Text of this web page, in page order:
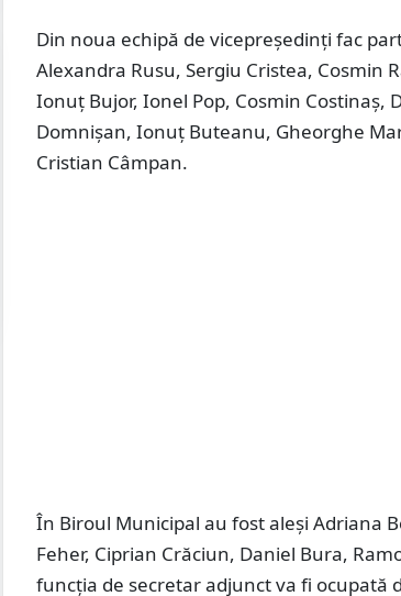
Din noua echipă de vicepreședinți fac
Alexandra Rusu, Sergiu Cristea, Cosmin
Ionuț Bujor, Ionel Pop, Cosmin Costinaș,
Domnișan, Ionuț Buteanu, Gheorghe
Cristian Câmpan.
În Biroul Municipal au fost aleși Adriana
Feher, Ciprian Crăciun, Daniel Bura,
funcția de secretar adjunct va fi ocupată